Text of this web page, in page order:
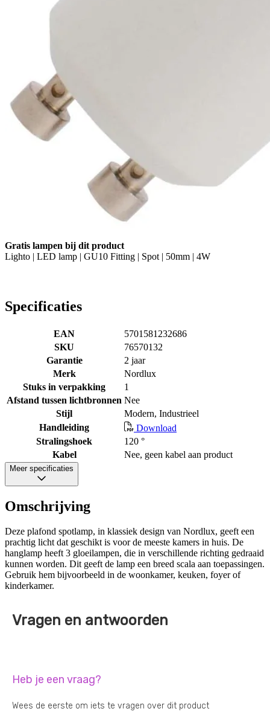
Gratis lampen bij dit product
Lighto | LED lamp | GU10 Fitting | Spot | 50mm | 4W
Specificaties
EAN
5701581232686
SKU
76570132
Garantie
2 jaar
Merk
Nordlux
Stuks in verpakking
1
Afstand tussen lichtbronnen Nee
Stijl
Modern, Industrieel
Handleiding
Download
Stralingshoek
120 °
Kabel
Nee, geen kabel aan product
Meer specificaties
Omschrijving
Deze plafond spotlamp, in klassiek design van Nordlux, geeft een
prachtig licht dat geschikt is voor de meeste kamers in huis. De
hanglamp heeft 3 gloeilampen, die in verschillende richting gedraaid
kunnen worden. Dit geeft de lamp een breed scala aan toepassingen.
Gebruik hem bijvoorbeeld in de woonkamer, keuken, foyer of
kinderkamer.
Vragen en antwoorden
Heb je een vraag?
Wees de eerste om iets te vragen over dit product